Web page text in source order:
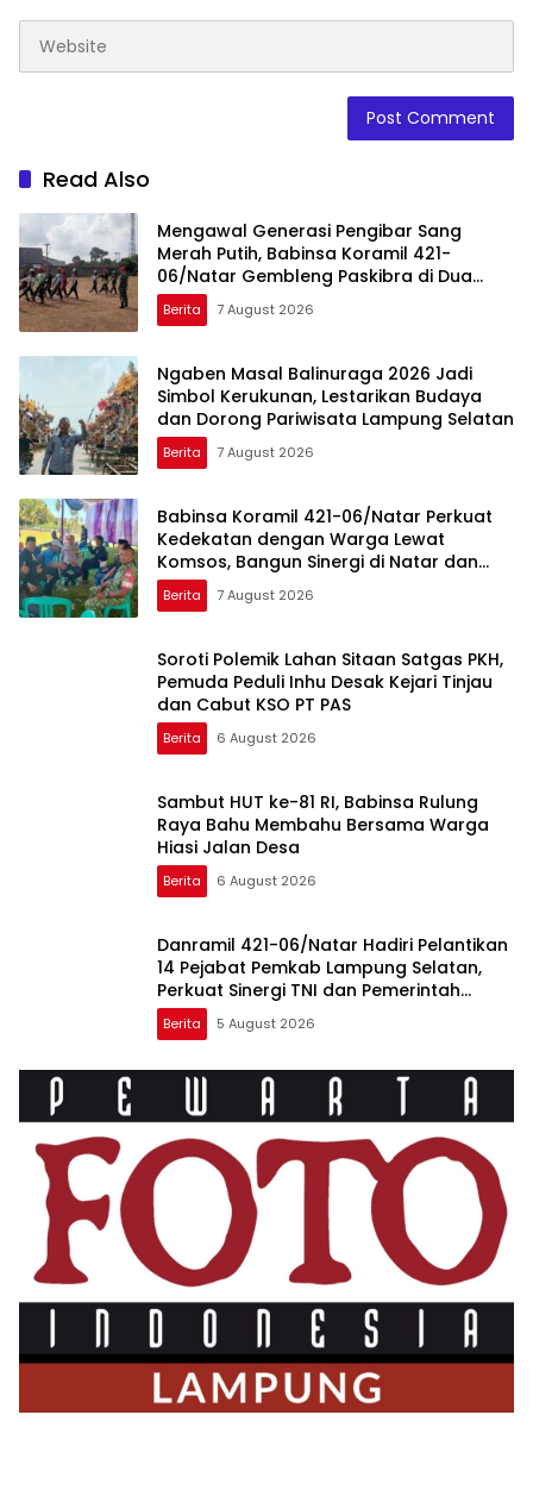
Read Also
Mengawal Generasi Pengibar Sang
Merah Putih, Babinsa Koramil 421-
06/Natar Gembleng Paskibra di Dua
Kecamatan Jelang HUT RI ke-81
Berita 7 August 2026
Ngaben Masal Balinuraga 2026 Jadi
Simbol Kerukunan, Lestarikan Budaya
dan Dorong Pariwisata Lampung Selatan
Berita 7 August 2026
Babinsa Koramil 421-06/Natar Perkuat
Kedekatan dengan Warga Lewat
Komsos, Bangun Sinergi di Natar dan
Tegineneng
Berita 7 August 2026
Soroti Polemik Lahan Sitaan Satgas PKH,
Pemuda Peduli Inhu Desak Kejari Tinjau
dan Cabut KSO PT PAS
Berita 6 August 2026
Sambut HUT ke-81 RI, Babinsa Rulung
Raya Bahu Membahu Bersama Warga
Hiasi Jalan Desa
Berita 6 August 2026
Danramil 421-06/Natar Hadiri Pelantikan
14 Pejabat Pemkab Lampung Selatan,
Perkuat Sinergi TNI dan Pemerintah
Daerah
Berita 5 August 2026